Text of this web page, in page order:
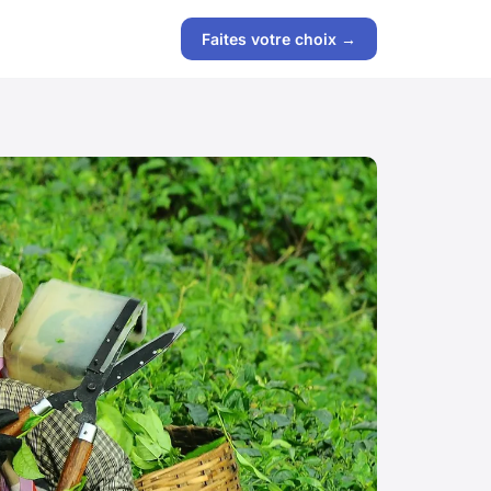
Faites votre choix →